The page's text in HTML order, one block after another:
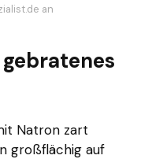
an
Natron zart
großflächig auf